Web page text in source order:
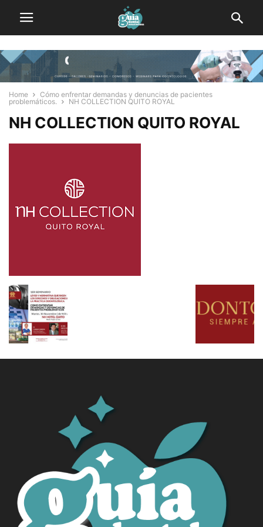
Home
Cómo enfrentar demandas y denuncias de pacientes
problemáticos.
NH COLLECTION QUITO ROYAL
NH COLLECTION QUITO ROYAL